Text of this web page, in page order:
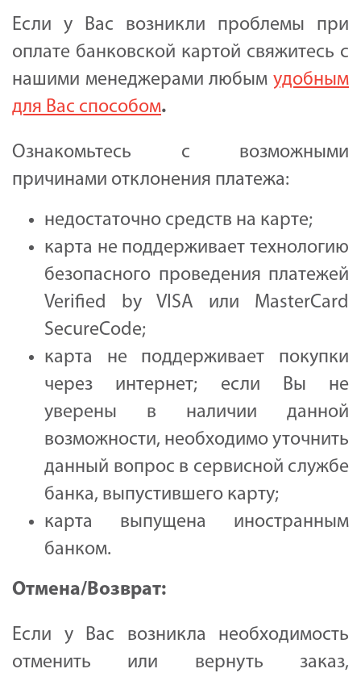
Если у Вас возникли проблемы при
оплате банковской картой свяжитесь с
нашими менеджерами любым удобным
для Вас способом.
Ознакомьтесь с возможными
причинами отклонения платежа:
недостаточно средств на карте;
карта не поддерживает технологию
безопасного проведения платежей
Verified by VISA или MasterCard
SecureCode;
карта не поддерживает покупки
через интернет; если Вы не
уверены в наличии данной
возможности, необходимо уточнить
данный вопрос в сервисной службе
банка, выпустившего карту;
карта выпущена иностранным
банком.
Отмена/Возврат:
Если у Вас возникла необходимость
отменить или вернуть заказ,